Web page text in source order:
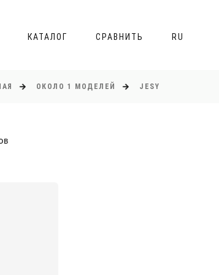
КАТАЛОГ СРАВНИТЬ RU
ОКОЛО 1 МОДЕЛЕЙ JESY